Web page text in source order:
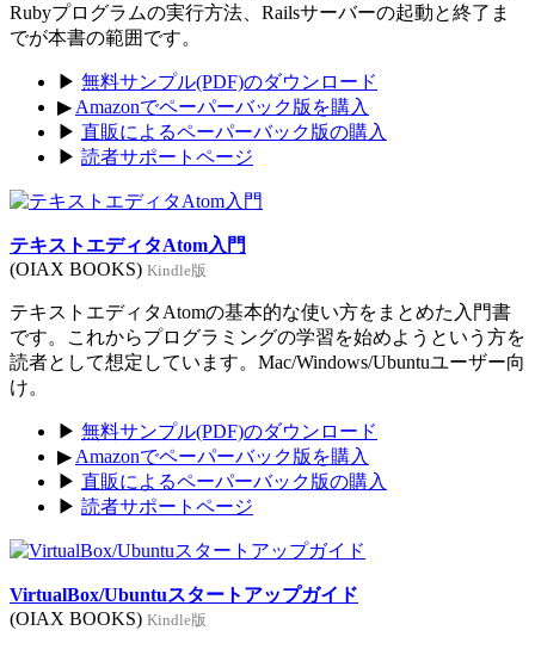
Rubyプログラムの実行方法、Railsサーバーの起動と終了ま
でが本書の範囲です。
▶ 無料サンプル(PDF)のダウンロード
▶ Amazonでペーパーバック版を購入
▶ 直販によるペーパーバック版の購入
▶ 読者サポートページ
テキストエディタAtom入門
(OIAX BOOKS) Kindle版
テキストエディタAtomの基本的な使い方をまとめた入門書
です。これからプログラミングの学習を始めようという方を
読者として想定しています。Mac/Windows/Ubuntuユーザー向
け。
▶ 無料サンプル(PDF)のダウンロード
▶ Amazonでペーパーバック版を購入
▶ 直販によるペーパーバック版の購入
▶ 読者サポートページ
VirtualBox/Ubuntuスタートアップガイド
(OIAX BOOKS) Kindle版